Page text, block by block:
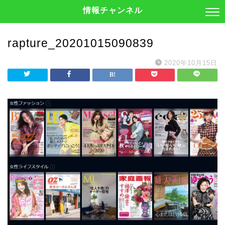
情報チャンネル
rapture_20201015090839
2020年10月15日